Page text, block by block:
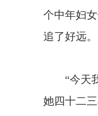
个中年妇
追了好远。
“今天我
她四十二